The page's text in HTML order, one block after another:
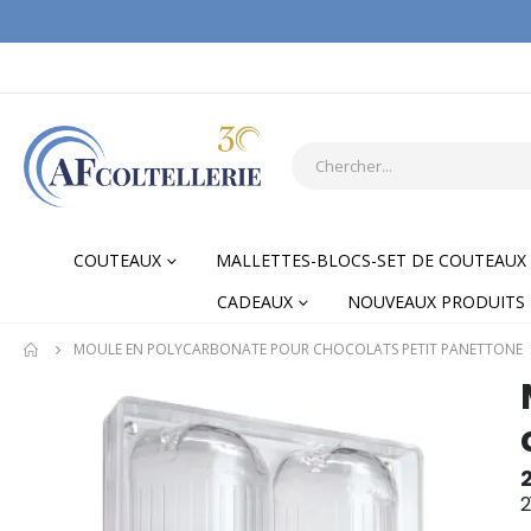
COUTEAUX MALLETTES-BLOCS-SET DE COUTEAUX
CADEAUX
NOUVEAUX PRODUITS
MOULE EN POLYCARBONATE POUR CHOCOLATS PETIT PANETTONE
Skip